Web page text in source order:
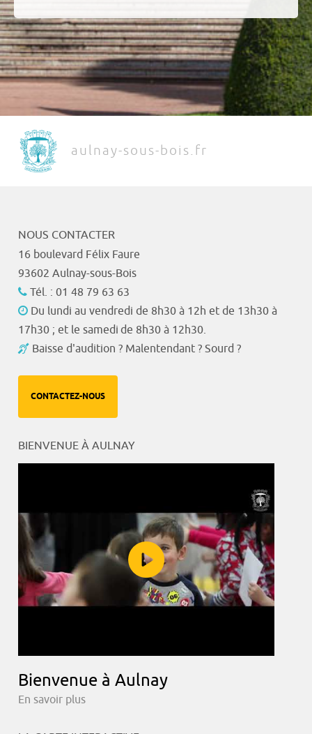
aulnay-sous-bois.fr
NOUS CONTACTER
16 boulevard Félix Faure
93602 Aulnay-sous-Bois
Tél. : 01 48 79 63 63
Du lundi au vendredi de 8h30 à 12h et de 13h30 à
17h30 ; et le samedi de 8h30 à 12h30.
Baisse d'audition ? Malentendant ? Sourd ?
CONTACTEZ-NOUS
BIENVENUE À AULNAY
Bienvenue à Aulnay
En savoir plus